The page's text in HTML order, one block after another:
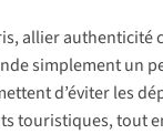
allier
simplement un
d’éviter les
touristiques, tout